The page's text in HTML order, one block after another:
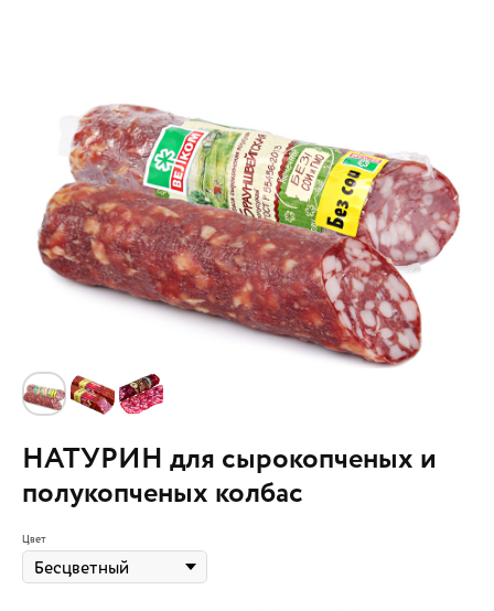
НАТУРИН для сырокопченых и
полукопченых колбас
Цвет